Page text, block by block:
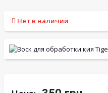
Нет в наличии